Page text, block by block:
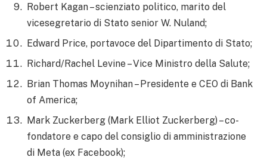
Robert Kagan – scienziato politico, marito del
vicesegretario di Stato senior W. Nuland;
Edward Price, portavoce del Dipartimento di Stato;
Richard/Rachel Levine – Vice Ministro della Salute;
Brian Thomas Moynihan – Presidente e CEO di Bank
of America;
Mark Zuckerberg (Mark Elliot Zuckerberg) – co-
fondatore e capo del consiglio di amministrazione
di Meta (ex Facebook);